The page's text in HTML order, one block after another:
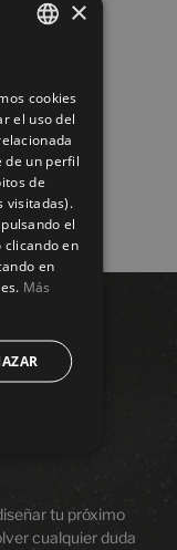
o
tu próximo
cualquier duda
ENGLISH
FRENCH
GERMAN
×
cookies
el uso del
de un perfil
de
visitadas).
el
clicando en
en
Más